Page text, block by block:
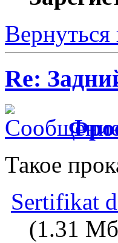
Вернуться
Re:
Такое
Sertifikat
(1.31